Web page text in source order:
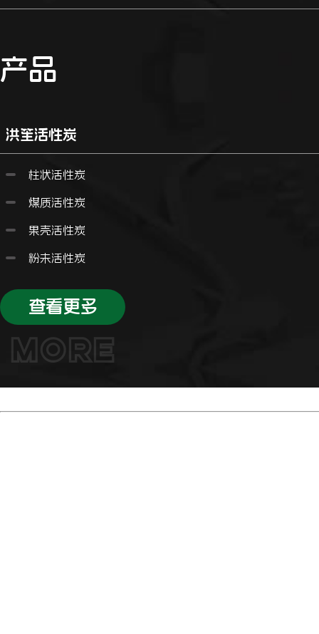
产品
洪笙活性炭
柱状活性炭
煤质活性炭
果壳活性炭
粉未活性炭
查看更多
MORE